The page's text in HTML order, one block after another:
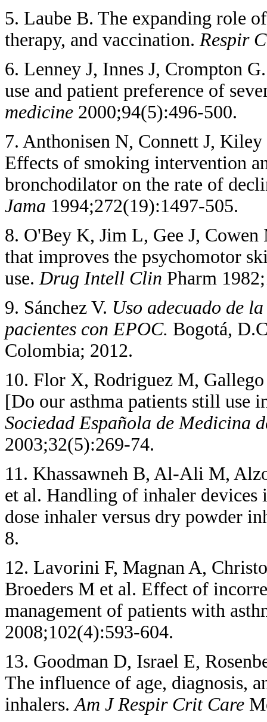
5. Laube B. The expanding role
therapy, and vaccination. Respir
6. Lenney J, Innes J, Crompton
use and patient preference of
medicine 2000;94(5):496-500.
7. Anthonisen N, Connett J,
Effects of smoking intervention
bronchodilator on the rate of
Jama 1994;272(19):1497-505.
8. O'Bey K, Jim L, Gee J,
that improves the psychomotor
use. Drug Intell Clin Pharm
9. Sánchez V. Uso adecuado de
pacientes con EPOC. Bogotá,
Colombia; 2012.
10. Flor X, Rodriguez M,
[Do our asthma patients still use
Sociedad Española de Medicina
2003;32(5):269-74.
11. Khassawneh B, Al-Ali M,
et al. Handling of inhaler devices
dose inhaler versus dry powder
8.
12. Lavorini F, Magnan A,
Broeders M et al. Effect of
management of patients with
2008;102(4):593-604.
13. Goodman D, Israel E,
The influence of age, diagnosis,
inhalers. Am J Respir Crit Care